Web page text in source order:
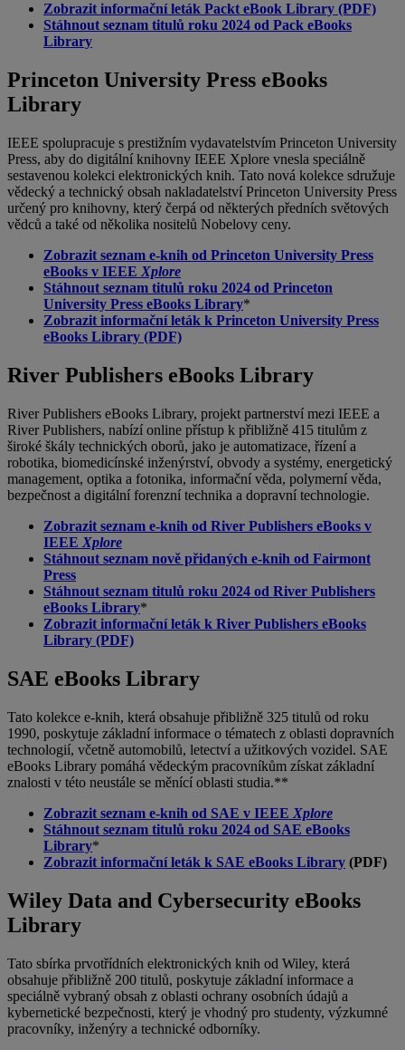
Zobrazit informační leták Packt eBook Library (PDF)
Stáhnout seznam titulů roku 2024 od Pack eBooks
Library
Princeton University Press eBooks
Library
IEEE spolupracuje s prestižním vydavatelstvím Princeton University
Press, aby do digitální knihovny IEEE Xplore vnesla speciálně
sestavenou kolekci elektronických knih. Tato nová kolekce sdružuje
vědecký a technický obsah nakladatelství Princeton University Press
určený pro knihovny, který čerpá od některých předních světových
vědců a také od několika nositelů Nobelovy ceny.
Zobrazit seznam e-knih od Princeton University Press
eBooks v IEEE Xplore
Stáhnout seznam titulů roku 2024 od Princeton
University Press eBooks Library*
Zobrazit informační leták k Princeton University Press
eBooks Library (PDF)
River Publishers eBooks Library
River Publishers eBooks Library, projekt partnerství mezi IEEE a
River Publishers, nabízí online přístup k přibližně 415 titulům z
široké škály technických oborů, jako je automatizace, řízení a
robotika, biomedicínské inženýrství, obvody a systémy, energetický
management, optika a fotonika, informační věda, polymerní věda,
bezpečnost a digitální forenzní technika a dopravní technologie.
Zobrazit seznam e-knih od River Publishers eBooks v
IEEE Xplore
Stáhnout seznam nově přidaných e-knih od Fairmont
Press
Stáhnout seznam titulů roku 2024 od River Publishers
eBooks Library*
Zobrazit informační leták k River Publishers eBooks
Library (PDF)
SAE eBooks Library
Tato kolekce e-knih, která obsahuje přibližně 325 titulů od roku
1990, poskytuje základní informace o tématech z oblasti dopravních
technologií, včetně automobilů, letectví a užitkových vozidel. SAE
eBooks Library pomáhá vědeckým pracovníkům získat základní
znalosti v této neustále se měnící oblasti studia.**
Zobrazit seznam e-knih od SAE v IEEE Xplore
Stáhnout seznam titulů roku 2024 od SAE eBooks
Library*
Zobrazit informační leták k SAE eBooks Library (PDF)
Wiley Data and Cybersecurity eBooks
Library
Tato sbírka prvotřídních elektronických knih od Wiley, která
obsahuje přibližně 200 titulů, poskytuje základní informace a
speciálně vybraný obsah z oblasti ochrany osobních údajů a
kybernetické bezpečnosti, který je vhodný pro studenty, výzkumné
pracovníky, inženýry a technické odborníky.